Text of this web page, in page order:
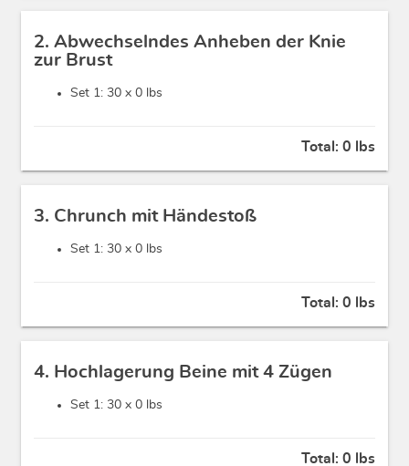
2. Abwechselndes Anheben der Knie
zur Brust
Set 1: 30 x 0 lbs
Total: 0 lbs
3. Chrunch mit Händestoß
Set 1: 30 x 0 lbs
Total: 0 lbs
4. Hochlagerung Beine mit 4 Zügen
Set 1: 30 x 0 lbs
Total: 0 lbs